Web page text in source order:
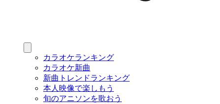
カラオケランキング
カラオケ新曲
新曲トレンドランキング
本人映像で楽しもう
旬のアニソンを歌おう